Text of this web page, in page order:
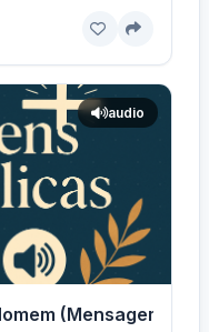
audio
(Mensagem) -